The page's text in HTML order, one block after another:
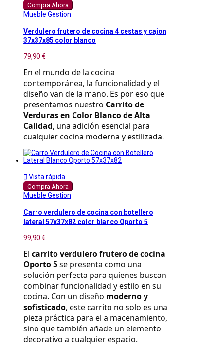
Compra Ahora
Mueble Gestion
Verdulero frutero de cocina 4 cestas y cajon
37x37x85 color blanco
79,90 €
En el mundo de la cocina
contemporánea, la funcionalidad y el
diseño van de la mano. Es por eso que
presentamos nuestro Carrito de
Verduras en Color Blanco de Alta
Calidad, una adición esencial para
cualquier cocina moderna y estilizada.
 Vista rápida
Compra Ahora
Mueble Gestion
Carro verdulero de cocina con botellero
lateral 57x37x82 color blanco Oporto 5
99,90 €
El carrito verdulero frutero de cocina
Oporto 5 se presenta como una
solución perfecta para quienes buscan
combinar funcionalidad y estilo en su
cocina. Con un diseño moderno y
sofisticado, este carrito no solo es una
pieza práctica para el almacenamiento,
sino que también añade un elemento
decorativo a cualquier espacio.